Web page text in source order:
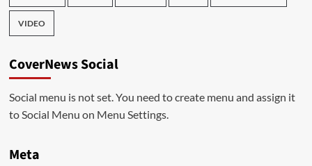
VIDEO
CoverNews Social
Social menu is not set. You need to create menu and assign it
to Social Menu on Menu Settings.
Meta